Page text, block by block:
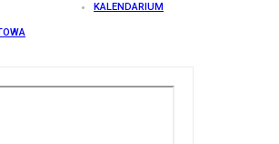
KALENDARIUM